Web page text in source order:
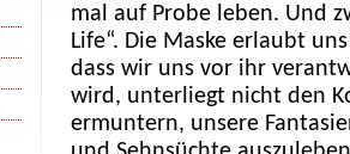
mal auf Probe leben. Und
Life“. Die Maske erlaubt
dass wir uns vor ihr
wird, unterliegt nicht den
ermuntern, unsere